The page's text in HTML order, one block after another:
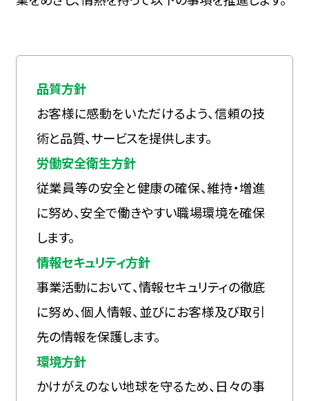
品質方針
お客様に感動をいただけるよう、信頼の技
術と品質、サービスを提供します。
労働安全衛生方針
従業員等の安全と健康の確保、維持・増進
に努め、安全で働きやすい職場環境を確保
します。
情報セキュリティ方針
事業活動において、情報セキュリティの徹底
に努め、個人情報、並びにお客様及び取引
先の情報を保護します。
環境方針
かけがえのない地球を守るため、日々の事